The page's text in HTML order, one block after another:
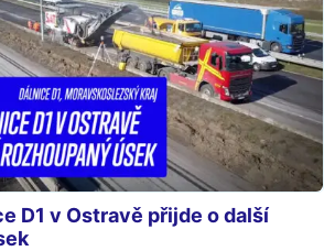
D1 v Ostravě přijde o další